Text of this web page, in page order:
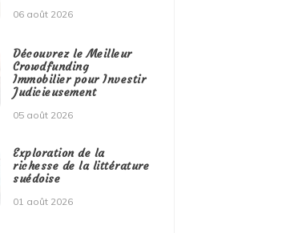
06 août 2026
Découvrez le Meilleur
Crowdfunding
Immobilier pour Investir
Judicieusement
05 août 2026
Exploration de la
richesse de la littérature
suédoise
01 août 2026